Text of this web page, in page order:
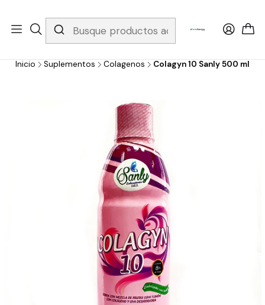
Whatsapp 3229079958/ Fijo 6019251796 / Envios a todo el país y
gratis apartir de 199.000!
Inicio Suplementos Colagenos Colagyn 10 Sanly 500 ml